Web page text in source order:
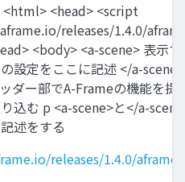
<html> <head> <script
releases/1.4.0/
<body> <a-scene> 表⽰
設定をここに記述 </a-
ダー部でA-Frameの機能を提
込む p <a-scene>と</a-
述をする
releases/1.4.0/